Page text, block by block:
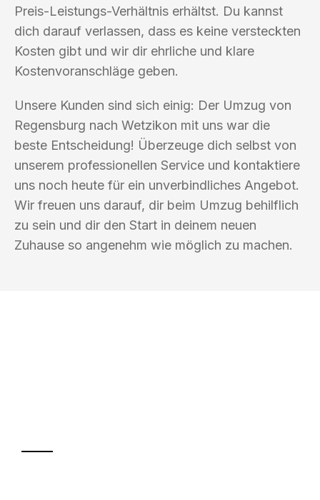
Preis-Leistungs-Verhältnis erhältst. Du kannst
dich darauf verlassen, dass es keine versteckten
Kosten gibt und wir dir ehrliche und klare
Kostenvoranschläge geben.
Unsere Kunden sind sich einig: Der Umzug von
Regensburg nach Wetzikon mit uns war die
beste Entscheidung! Überzeuge dich selbst von
unserem professionellen Service und kontaktiere
uns noch heute für ein unverbindliches Angebot.
Wir freuen uns darauf, dir beim Umzug behilflich
zu sein und dir den Start in deinem neuen
Zuhause so angenehm wie möglich zu machen.